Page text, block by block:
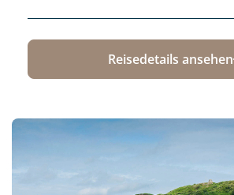
Reisedetails ansehen